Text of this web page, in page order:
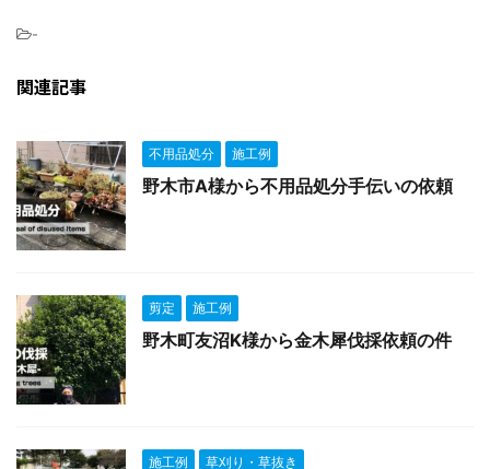
-
関連記事
不用品処分 施工例
野木市A様から不用品処分手伝いの依頼
剪定 施工例
野木町友沼K様から金木犀伐採依頼の件
施工例 草刈り・草抜き